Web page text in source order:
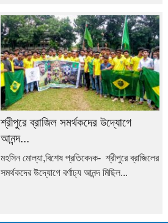
শ্রীপুরে ব্রাজিল সমর্থকদের উদ্যোগে
আনন্দ...
মহসিন মোল্যা,বিশেষ প্রতিবেদক- শ্রীপুরে ব্রাজিলের
সমর্থকদের উদ্যোগে বর্ণাঢ্য আনন্দ মিছিল...